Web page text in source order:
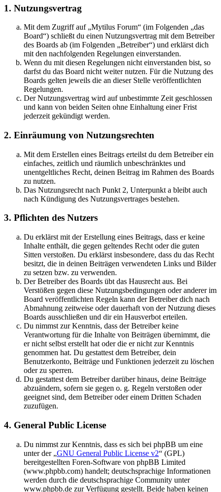
1. Nutzungsvertrag
Mit dem Zugriff auf „Mytilus Forum“ (im Folgenden „das
Board“) schließt du einen Nutzungsvertrag mit dem Betreiber
des Boards ab (im Folgenden „Betreiber“) und erklärst dich
mit den nachfolgenden Regelungen einverstanden.
Wenn du mit diesen Regelungen nicht einverstanden bist, so
darfst du das Board nicht weiter nutzen. Für die Nutzung des
Boards gelten jeweils die an dieser Stelle veröffentlichten
Regelungen.
Der Nutzungsvertrag wird auf unbestimmte Zeit geschlossen
und kann von beiden Seiten ohne Einhaltung einer Frist
jederzeit gekündigt werden.
2. Einräumung von Nutzungsrechten
Mit dem Erstellen eines Beitrags erteilst du dem Betreiber ein
einfaches, zeitlich und räumlich unbeschränktes und
unentgeltliches Recht, deinen Beitrag im Rahmen des Boards
zu nutzen.
Das Nutzungsrecht nach Punkt 2, Unterpunkt a bleibt auch
nach Kündigung des Nutzungsvertrages bestehen.
3. Pflichten des Nutzers
Du erklärst mit der Erstellung eines Beitrags, dass er keine
Inhalte enthält, die gegen geltendes Recht oder die guten
Sitten verstoßen. Du erklärst insbesondere, dass du das Recht
besitzt, die in deinen Beiträgen verwendeten Links und Bilder
zu setzen bzw. zu verwenden.
Der Betreiber des Boards übt das Hausrecht aus. Bei
Verstößen gegen diese Nutzungsbedingungen oder anderer im
Board veröffentlichten Regeln kann der Betreiber dich nach
Abmahnung zeitweise oder dauerhaft von der Nutzung dieses
Boards ausschließen und dir ein Hausverbot erteilen.
Du nimmst zur Kenntnis, dass der Betreiber keine
Verantwortung für die Inhalte von Beiträgen übernimmt, die
er nicht selbst erstellt hat oder die er nicht zur Kenntnis
genommen hat. Du gestattest dem Betreiber, dein
Benutzerkonto, Beiträge und Funktionen jederzeit zu löschen
oder zu sperren.
Du gestattest dem Betreiber darüber hinaus, deine Beiträge
abzuändern, sofern sie gegen o. g. Regeln verstoßen oder
geeignet sind, dem Betreiber oder einem Dritten Schaden
zuzufügen.
4. General Public License
Du nimmst zur Kenntnis, dass es sich bei phpBB um eine
unter der „GNU General Public License v2“ (GPL)
bereitgestellten Foren-Software von phpBB Limited
(www.phpbb.com) handelt; deutschsprachige Informationen
werden durch die deutschsprachige Community unter
www.phpbb.de zur Verfügung gestellt. Beide haben keinen